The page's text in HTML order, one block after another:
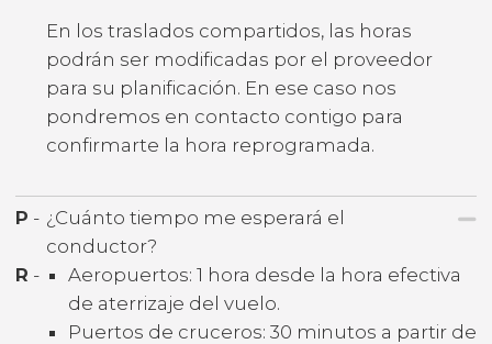
En los traslados compartidos, las horas
podrán ser modificadas por el proveedor
para su planificación. En ese caso nos
pondremos en contacto contigo para
confirmarte la hora reprogramada.
P - ¿Cuánto tiempo me esperará el
conductor?
R -
Aeropuertos: 1 hora desde la hora efectiva
de aterrizaje del vuelo.
Puertos de cruceros: 30 minutos a partir de